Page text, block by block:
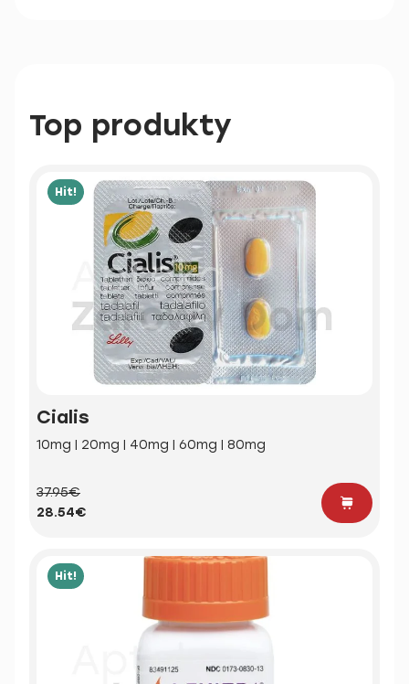
Top produkty
Hit!
Cialis
10mg | 20mg | 40mg | 60mg | 80mg
37.95€
28.54€
Hit!